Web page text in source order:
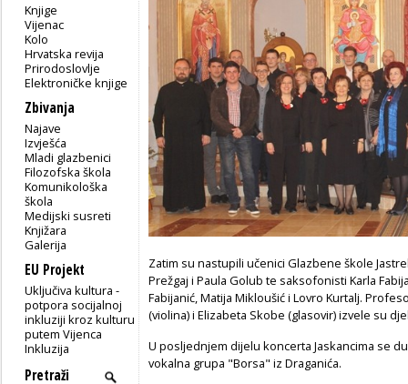
Knjige
Vijenac
Kolo
Hrvatska revija
Prirodoslovlje
Elektroničke knjige
Zbivanja
Najave
Izvješća
Mladi glazbenici
Filozofska škola
Komunikološka
škola
Medijski susreti
Knjižara
Galerija
EU Projekt
Uključiva kultura -
potpora socijalnoj
inkluziji kroz kulturu
putem Vijenca
Inkluzija
Zatim su nastupili učenici Glazbene škole
Prežgaj i Paula Golub te saksofonisti Karla
Fabijanić, Matija Mikloušić i Lovro Kurtalj.
(violina) i Elizabeta Skobe (glasovir) izvele su
U posljednjem dijelu koncerta Jaskancima se
vokalna grupa "Borsa" iz Draganića.